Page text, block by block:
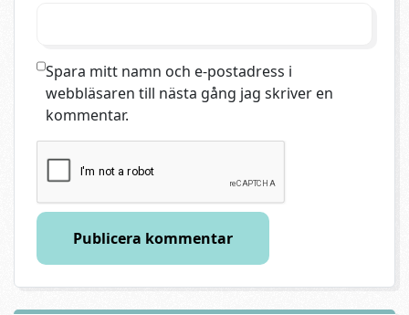
Spara mitt namn och e-postadress i
webbläsaren till nästa gång jag skriver en
kommentar.